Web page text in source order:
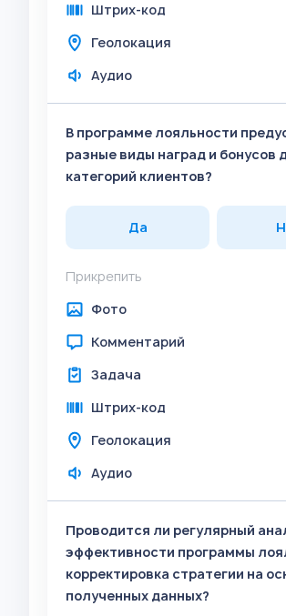
Штрих-код
Геолокация
Аудио
В программе лояльности
разные виды наград и бонусов
категорий клиентов?
Да
Прикрепить
Фото
Комментарий
Задача
Штрих-код
Геолокация
Аудио
Проводится ли регулярный
эффективности программы
корректировка стратегии на
полученных данных?